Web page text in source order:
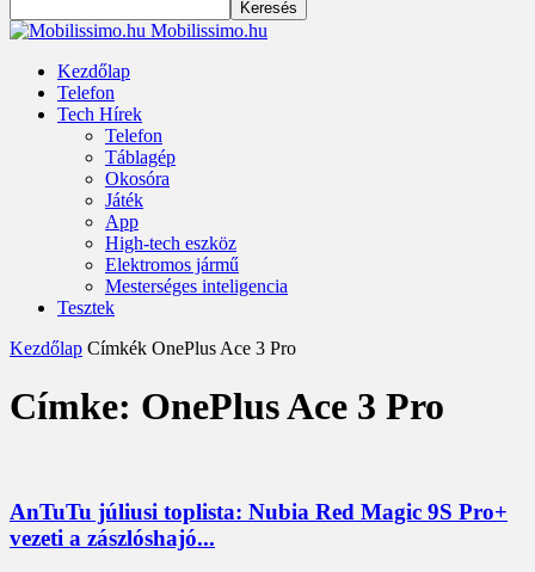
Mobilissimo.hu
Kezdőlap
Telefon
Tech Hírek
Telefon
Táblagép
Okosóra
Játék
App
High-tech eszköz
Elektromos jármű
Mesterséges inteligencia
Tesztek
Kezdőlap Címkék OnePlus Ace 3 Pro
Címke: OnePlus Ace 3 Pro
AnTuTu júliusi toplista: Nubia Red Magic 9S Pro+
vezeti a zászlóshajó...